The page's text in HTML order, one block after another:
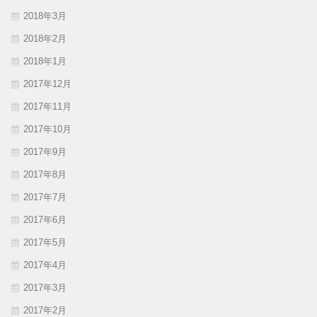
2018年3月
2018年2月
2018年1月
2017年12月
2017年11月
2017年10月
2017年9月
2017年8月
2017年7月
2017年6月
2017年5月
2017年4月
2017年3月
2017年2月